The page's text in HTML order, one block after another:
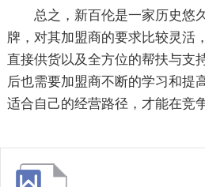
总之，新百伦是一家历史悠
牌，对其加盟商的要求比较灵活
直接供货以及全方位的帮扶与支
后也需要加盟商不断的学习和提
适合自己的经营路径，才能在竞